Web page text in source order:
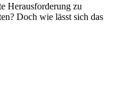
Herausforderung zu
Doch wie lässt sich das